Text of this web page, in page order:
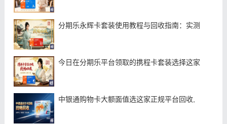
分期乐永辉卡套装使用教程与回收指南：实测
今日在分期乐平台领取的携程卡套装选择这家
中银通购物卡大额面值选这家正规平台回收,